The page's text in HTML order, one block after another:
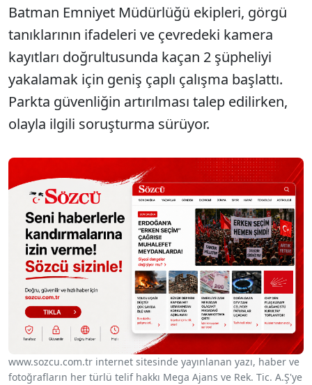
Batman Emniyet Müdürlüğü ekipleri, görgü
tanıklarının ifadeleri ve çevredeki kamera
kayıtları doğrultusunda kaçan 2 şüpheliyi
yakalamak için geniş çaplı çalışma başlattı.
Parkta güvenliğin artırılması talep edilirken,
olayla ilgili soruşturma sürüyor.
www.sozcu.com.tr internet sitesinde yayınlanan yazı, haber ve
fotoğrafların her türlü telif hakkı Mega Ajans ve Rek. Tic. A.Ş'ye